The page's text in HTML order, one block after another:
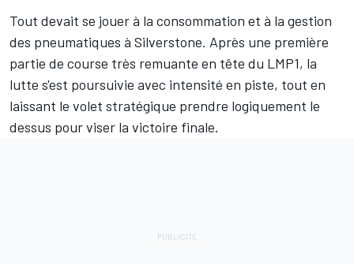
Tout devait se jouer à la consommation et à la gestion
des pneumatiques à Silverstone. Après une première
partie de course très remuante en tête du LMP1, la
lutte s'est poursuivie avec intensité en piste, tout en
laissant le volet stratégique prendre logiquement le
dessus pour viser la victoire finale.